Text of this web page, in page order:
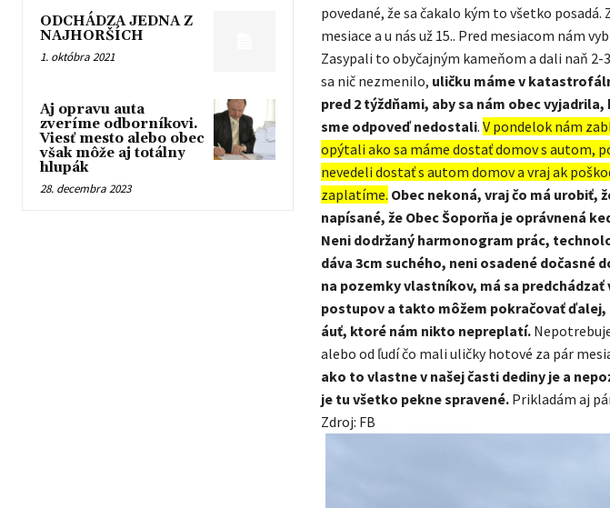
ODCHÁDZA JEDNA Z
NAJHORŠÍCH
1. októbra 2021
Aj opravu auta
zveríme odborníkovi.
Viesť mesto alebo obec
však môže aj totálny
hlupák
28. decembra 2023
povedané, že sa čakalo kým to všetko posadá.
mesiace a u nás už 15.. Pred mesiacom nám
Zasypali to obyčajným kameňom a dali naň
sa nič nezmenilo, uličku máme v
pred 2 týždňami, aby sa nám obec
sme odpoveď nedostali. V pondelok nám
opýtali ako sa máme dostať domov s autom,
nevedeli dostať s autom domov a vraj ak
zaplatíme. Obec nekoná, vraj čo má urobiť,
napísané, že Obec Šoporňa je oprávnená
Neni dodržaný harmonogram prác,
dáva 3cm suchého, neni osadené dočasné
na pozemky vlastníkov, má sa
postupov a takto môžem pokračovať ďalej,
áuť, ktoré nám nikto nepreplatí.
alebo od ľudí čo mali uličky hotové za pár
ako to vlastne v našej časti dediny je a
je tu všetko pekne spravené.Prikladám aj
Zdroj: FB